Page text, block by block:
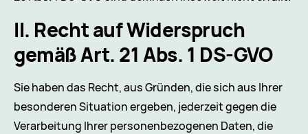
II. Recht auf Widerspruch
gemäß Art. 21 Abs. 1 DS-GVO
Sie haben das Recht, aus Gründen, die sich aus Ihrer
besonderen Situation ergeben, jederzeit gegen die
Verarbeitung Ihrer personenbezogenen Daten, die